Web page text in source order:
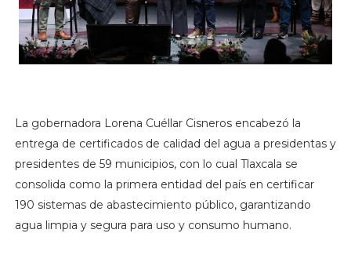
La gobernadora Lorena Cuéllar Cisneros encabezó la
entrega de certificados de calidad del agua a presidentas y
presidentes de 59 municipios, con lo cual Tlaxcala se
consolida como la primera entidad del país en certificar
190 sistemas de abastecimiento público, garantizando
agua limpia y segura para uso y consumo humano.